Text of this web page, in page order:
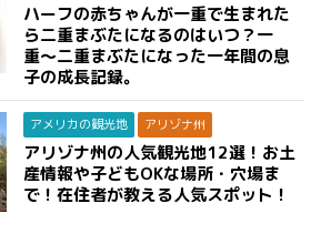
ハーフの赤ちゃんが一重で生まれた
ら二重まぶたになるのはいつ？一
重〜二重まぶたになった一年間の息
子の成長記録。
アメリカの観光地 アリゾナ州
アリゾナ州の人気観光地12選！お土
産情報や子どもOKな場所・穴場ま
で！在住者が教える人気スポット！